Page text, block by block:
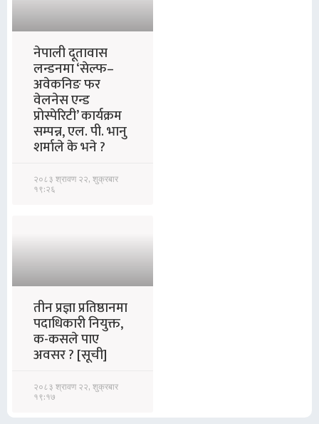
नेपाली दूतावास
लन्डनमा ‘सेल्फ–
अवेकनिङ फर
वेलनेस एन्ड
प्रोस्पेरिटी’ कार्यक्रम
सम्पन्न, एल. पी. भानु
शर्माले के भने ?
२०८३ श्रावण २२, शुक्रबार
१९:२६
तीन प्रज्ञा प्रतिष्ठानमा
पदाधिकारी नियुक्त,
क-कसले पाए
अवसर ? [सूची]
२०८३ श्रावण २२, शुक्रबार
१९:१७